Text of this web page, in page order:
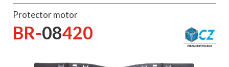
Protector motor
BR-08420